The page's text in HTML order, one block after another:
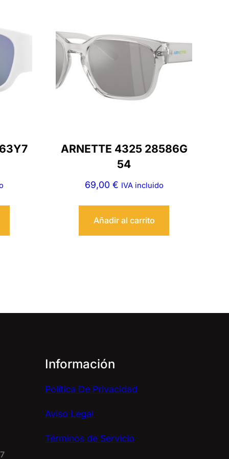
ARNETTE 4325 28586G
54
69,00 € IVA incluido
Añadir al carrito
Información
Política De Privacidad
Aviso Legal
Términos de Servicio